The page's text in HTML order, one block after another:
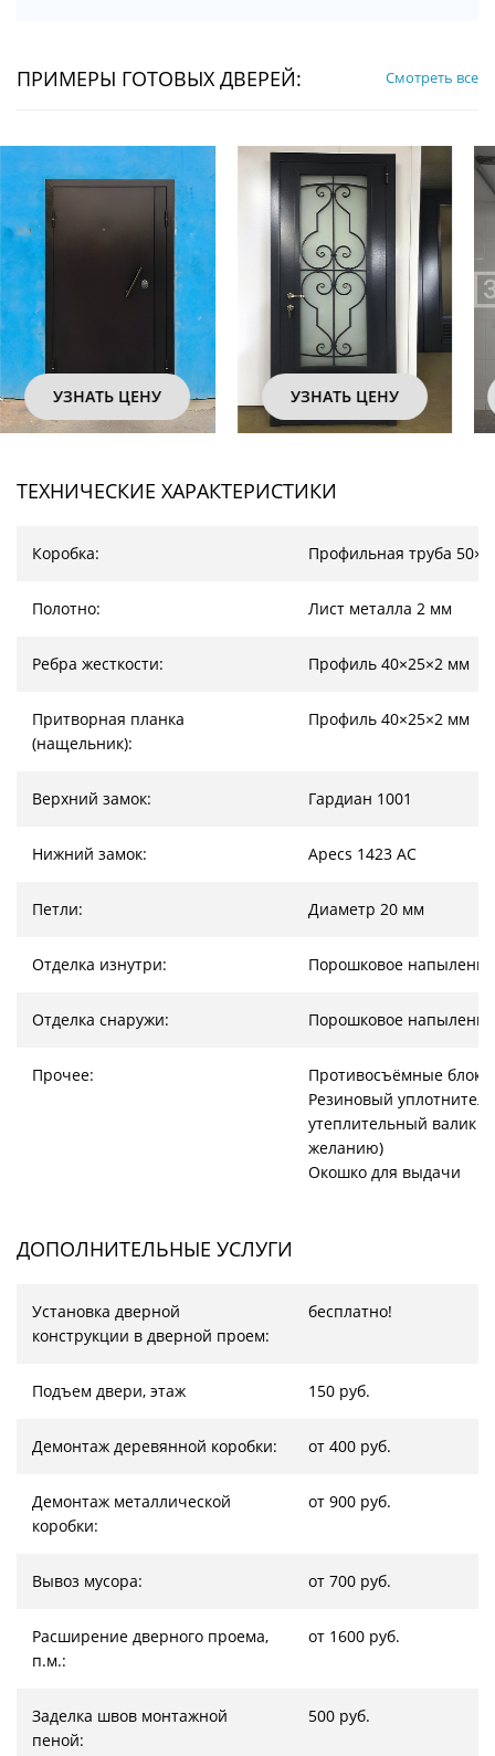
ПРИМЕРЫ ГОТОВЫХ ДВЕРЕЙ: Смотреть все
УЗНАТЬ ЦЕНУ УЗНАТЬ ЦЕНУ
ТЕХНИЧЕСКИЕ ХАРАКТЕРИСТИКИ
Коробка: Профильная труба
Полотно: Лист металла 2 мм
Ребра жесткости: Профиль 40×25×2 мм
Притворная планка
(нащельник):
Профиль 40×25×2 мм
Верхний замок: Гардиан 1001
Нижний замок: Apecs 1423 AC
Петли: Диаметр 20 мм
Отделка изнутри: Порошковое напыление
Отделка снаружи: Порошковое напыление
Прочее:
Противосъёмные
Резиновый
утеплительный валик
желанию)
Окошко для выдачи
ДОПОЛНИТЕЛЬНЫЕ УСЛУГИ
Установка дверной
конструкции в дверной проем:
бесплатно!
Подъем двери, этаж 150 руб.
Демонтаж деревянной коробки: от 400 руб.
Демонтаж металлической
коробки:
от 900 руб.
Вывоз мусора: от 700 руб.
Расширение дверного проема,
п.м.:
от 1600 руб.
Заделка швов монтажной
пеной:
500 руб.